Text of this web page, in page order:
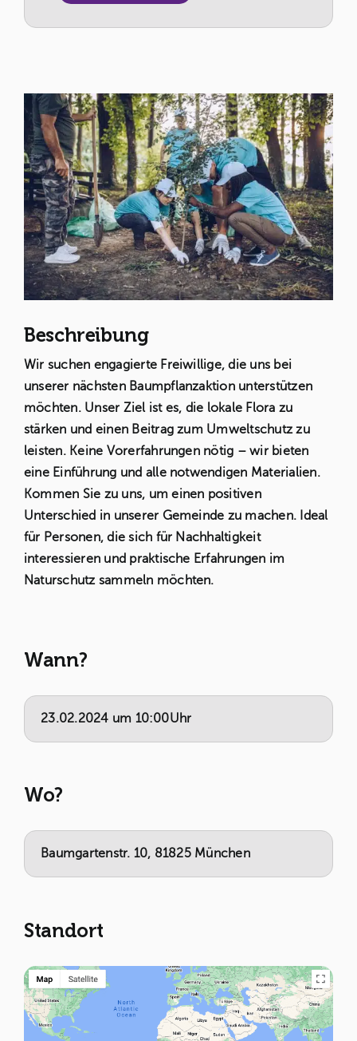
Beschreibung
Wir suchen engagierte Freiwillige, die uns bei
unserer nächsten Baumpflanzaktion unterstützen
möchten. Unser Ziel ist es, die lokale Flora zu
stärken und einen Beitrag zum Umweltschutz zu
leisten. Keine Vorerfahrungen nötig – wir bieten
eine Einführung und alle notwendigen Materialien.
Kommen Sie zu uns, um einen positiven
Unterschied in unserer Gemeinde zu machen. Ideal
für Personen, die sich für Nachhaltigkeit
interessieren und praktische Erfahrungen im
Naturschutz sammeln möchten.
Wann?
23.02.2024 um 10:00Uhr
Wo?
Baumgartenstr. 10, 81825 München
Standort